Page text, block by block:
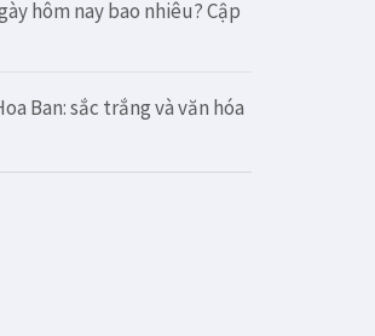
hôm nay bao nhiêu? Cập
Ban: sắc trắng và văn hóa